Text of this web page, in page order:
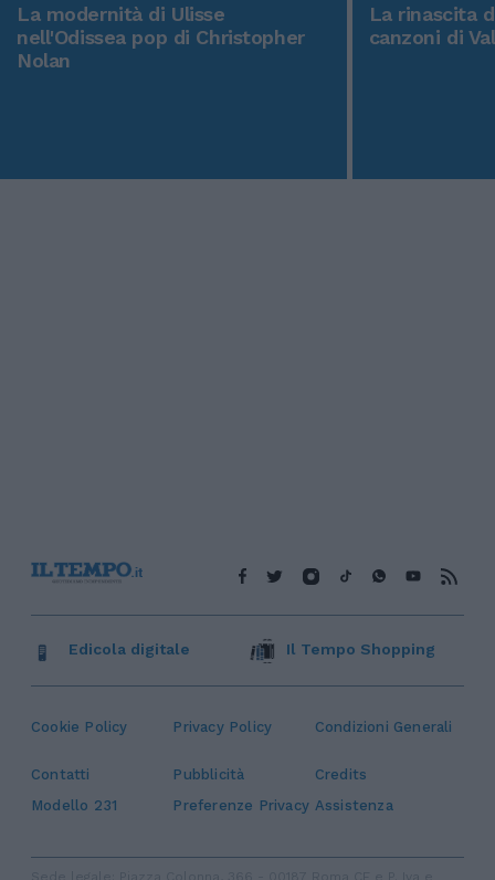
La modernità di Ulisse
nell'Odissea pop di Christopher
Nolan
La rinascita
canzoni di
Cookie Policy Privacy Policy Condizioni Generali
Contatti Pubblicità
Credits
Modello 231
Preferenze Privacy Assistenza
Edicola digitale Il Tempo Shopping